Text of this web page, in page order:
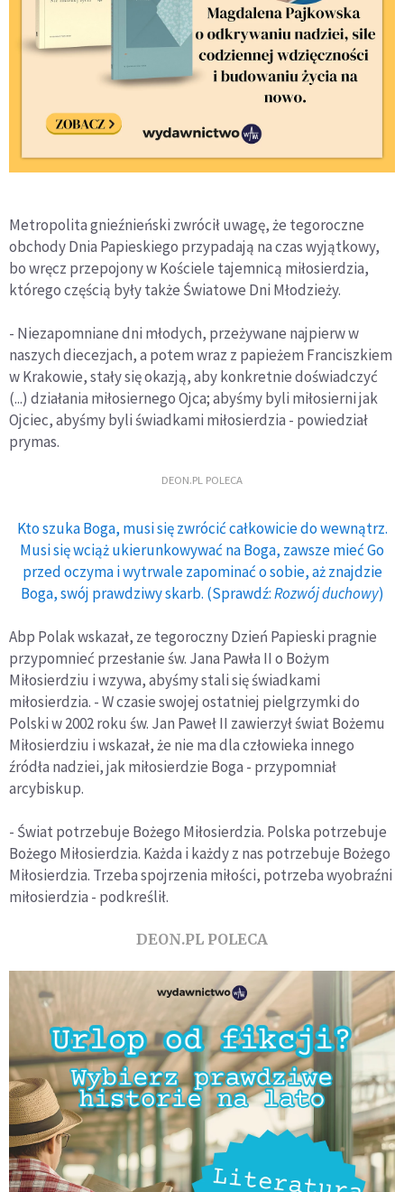
Metropolita gnieźnieński zwrócił uwagę, że tegoroczne
obchody Dnia Papieskiego przypadają na czas wyjątkowy,
bo wręcz przepojony w Kościele tajemnicą miłosierdzia,
którego częścią były także Światowe Dni Młodzieży.
- Niezapomniane dni młodych, przeżywane najpierw w
naszych diecezjach, a potem wraz z papieżem Franciszkiem
w Krakowie, stały się okazją, aby konkretnie doświadczyć
(...) działania miłosiernego Ojca; abyśmy byli miłosierni jak
Ojciec, abyśmy byli świadkami miłosierdzia - powiedział
prymas.
DEON.PL POLECA
Kto szuka Boga, musi się zwrócić całkowicie do wewnątrz.
Musi się wciąż ukierunkowywać na Boga, zawsze mieć Go
przed oczyma i wytrwale zapominać o sobie, aż znajdzie
Boga, swój prawdziwy skarb. (Sprawdź:Rozwój duchowy)
Abp Polak wskazał, ze tegoroczny Dzień Papieski pragnie
przypomnieć przesłanie św. Jana Pawła II o Bożym
Miłosierdziu i wzywa, abyśmy stali się świadkami
miłosierdzia. - W czasie swojej ostatniej pielgrzymki do
Polski w 2002 roku św. Jan Paweł II zawierzył świat Bożemu
Miłosierdziu i wskazał, że nie ma dla człowieka innego
źródła nadziei, jak miłosierdzie Boga - przypomniał
arcybiskup.
- Świat potrzebuje Bożego Miłosierdzia. Polska potrzebuje
Bożego Miłosierdzia. Każda i każdy z nas potrzebuje Bożego
Miłosierdzia. Trzeba spojrzenia miłości, potrzeba wyobraźni
miłosierdzia - podkreślił.
DEON.PL POLECA